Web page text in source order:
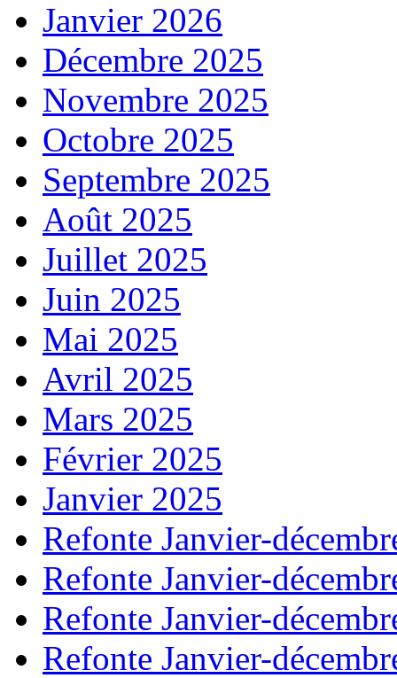
Janvier 2026
Décembre 2025
Novembre 2025
Octobre 2025
Septembre 2025
Août 2025
Juillet 2025
Juin 2025
Mai 2025
Avril 2025
Mars 2025
Février 2025
Janvier 2025
Refonte Janvier-
Refonte Janvier-
Refonte Janvier-
Refonte Janvier-